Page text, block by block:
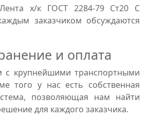
х/к ГОСТ 2284-79 Ст20 С
заказчиком обсуждаются
и оплата
с крупнейшими транспортными
того у нас есть собственная
позволяющая нам найти
для каждого заказчика.